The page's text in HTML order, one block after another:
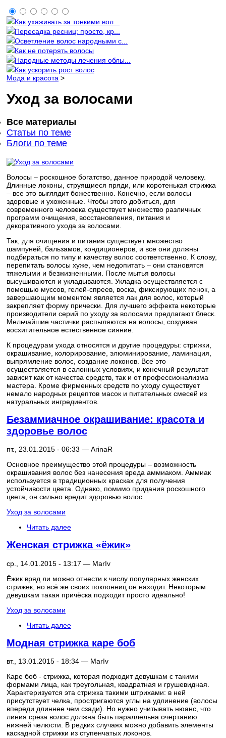
Как ухаживать за тонкими вол...
Пересадка ресниц: просто, кр...
Осветление волос народными с...
Как не потерять волосы
Народные методы лечения облы...
Как ускорить рост волос
Мода и красота >
Уход за волосами
Все материалы
Статьи по теме
Блоги по теме
Волосы – роскошное богатство, данное природой человеку.
Длинные локоны, струящиеся пряди, или коротенькая стрижка
– все это выглядит божественно. Конечно, если волосы
здоровые и ухоженные. Чтобы этого добиться, для
современного человека существует множество различных
программ очищения, восстановления, питания и
декоративного ухода за волосами.
Так, для очищения и питания существует множество
шампуней, бальзамов, кондиционеров, и все они должны
подбираться по типу и качеству волос соответственно. К слову,
перепитать волосы хуже, чем недопитать – они становятся
тяжелыми и безжизненными. После мытья волосы
высушиваются и укладываются. Укладка осуществляется с
помощью муссов, гелей-спреев, воска, фиксирующих пенок, а
завершающим моментом является лак для волос, который
закрепляет форму прически. Для лучшего эффекта некоторые
производители серий по уходу за волосами предлагают блеск.
Мельчайшие частички распыляются на волосы, создавая
восхитительное естественное сияние.
К процедурам ухода относятся и другие процедуры: стрижки,
окрашивание, колорирование, элюминирование, ламинация,
выпрямление волос, создание локонов. Все это
осуществляется в салонных условиях, и конечный результат
зависит как от качества средств, так и от профессионализма
мастера. Кроме фирменных средств по уходу существует
немало народных рецептов масок и питательных смесей из
натуральных ингредиентов.
Безаммиачное окрашивание: красота и
здоровье волос
пт., 23.01.2015 - 06:33 — ArinaR
Основное преимущество этой процедуры – возможность
окрашивания волос без нанесения вреда аммиаком. Аммиак
используется в традиционных красках для получения
устойчивости цвета. Однако, помимо придания роскошного
цвета, он сильно вредит здоровью волос.
Уход за волосами
Читать далее
Женская стрижка «ёжик»
ср., 14.01.2015 - 13:17 — MarIv
Ёжик вряд ли можно отнести к числу популярных женских
стрижек, но всё же своих поклонниц он находит. Некоторым
девушкам такая причёска подходит просто идеально!
Уход за волосами
Читать далее
Модная стрижка каре боб
вт., 13.01.2015 - 18:34 — MarIv
Каре боб - стрижка, которая подходит девушкам с такими
формами лица, как треугольная, квадратная и грушевидная.
Характеризуется эта стрижка такими штрихами: в ней
присутствует челка, простригаются углы на удлинение (волосы
впереди длиннее чем сзади). Но нужно учитывать нюанс, что
линия среза волос должна быть параллельна очертанию
нижней челюсти. В редких случаях можно добавить элементы
каскадной стрижки из ступенчатых локонов.